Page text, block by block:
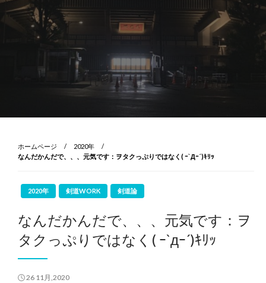
ホームページ
2020年
なんだかんだで、、、元気です：ヲタクっぷりではなく( ｰ`Дｰ´)ｷﾘｯ
2020年 剣道WORK 剣道論
なんだかんだで、、、元気です：ヲ
タクっぷりではなく( ｰ`дｰ´)ｷﾘｯ
投
26 11月,2020